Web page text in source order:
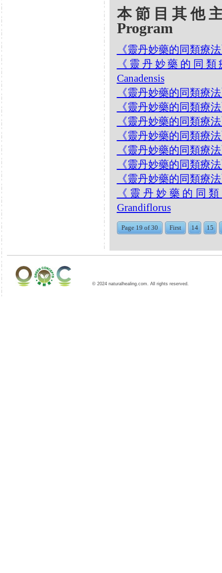
本節目其他
Program
《靈丹妙藥的同類療
《靈丹妙藥的同類
Canadensis
《靈丹妙藥的同類療
《靈丹妙藥的同類療
《靈丹妙藥的同類療
《靈丹妙藥的同類療
《靈丹妙藥的同類療
《靈丹妙藥的同類療
《靈丹妙藥的同類療
《靈丹妙藥的同
Grandiflorus
Page 19 of 30 First 14 15
© 2024 naturalhealing.com. All rights reserved.